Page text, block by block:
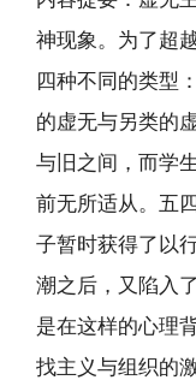
神现象。为了超
四种不同的类型
的虚无与另类的
与旧之间，而学
前无所适从。五
子暂时获得了以
潮之后，又陷入
是在这样的心理
找主义与组织的